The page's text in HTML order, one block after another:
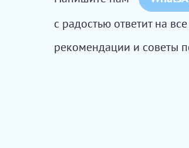
с радостью ответит на
рекомендации и советы